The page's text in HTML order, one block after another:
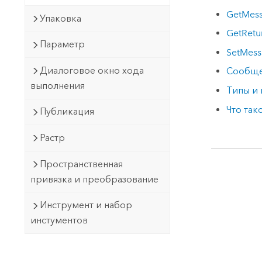
Упаковка
Параметр
Диалоговое окно хода
выполнения
Публикация
Растр
Пространственная
привязка и преобразование
Инструмент и набор
инстументов
Типы и
Что